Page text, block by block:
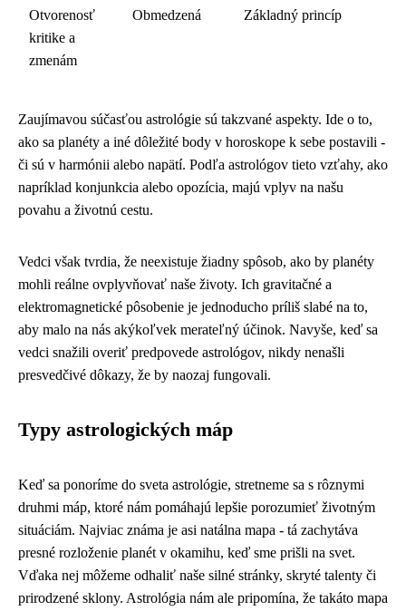
Otvorenosť
kritike a
zmenám
Obmedzená Základný princíp
Zaujímavou súčasťou astrológie sú takzvané aspekty. Ide o to,
ako sa planéty a iné dôležité body v horoskope k sebe postavili -
či sú v harmónii alebo napätí. Podľa astrológov tieto vzťahy, ako
napríklad konjunkcia alebo opozícia, majú vplyv na našu
povahu a životnú cestu.
Vedci však tvrdia, že neexistuje žiadny spôsob, ako by planéty
mohli reálne ovplyvňovať naše životy. Ich gravitačné a
elektromagnetické pôsobenie je jednoducho príliš slabé na to,
aby malo na nás akýkoľvek merateľný účinok. Navyše, keď sa
vedci snažili overiť predpovede astrológov, nikdy nenašli
presvedčivé dôkazy, že by naozaj fungovali.
Typy astrologických máp
Keď sa ponoríme do sveta astrológie, stretneme sa s rôznymi
druhmi máp, ktoré nám pomáhajú lepšie porozumieť životným
situáciám. Najviac známa je asi natálna mapa - tá zachytáva
presné rozloženie planét v okamihu, keď sme prišli na svet.
Vďaka nej môžeme odhaliť naše silné stránky, skryté talenty či
prirodzené sklony. Astrológia nám ale pripomína, že takáto mapa